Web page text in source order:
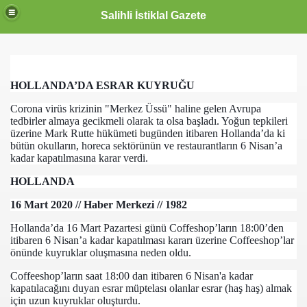
Salihli İstiklal Gazete
HOLLANDA’DA ESRAR KUYRUĞU
Corona virüs krizinin "Merkez Üssü" haline gelen Avrupa
tedbirler almaya gecikmeli olarak ta olsa başladı. Yoğun tepkileri
üzerine Mark Rutte hükümeti bugünden itibaren Hollanda’da ki
bütün okulların, horeca sektörünün ve restaurantların 6 Nisan’a
kadar kapatılmasına karar verdi.
HOLLANDA
16 Mart 2020 // Haber Merkezi // 1982
Hollanda’da 16 Mart Pazartesi günü Coffeshop’ların 18:00’den
itibaren 6 Nisan’a kadar kapatılması kararı üzerine Coffeeshop’lar
önünde kuyruklar oluşmasına neden oldu.
Coffeeshop’ların saat 18:00 dan itibaren 6 Nisan'a kadar
kapatılacağını duyan esrar müptelası olanlar esrar (haş haş) almak
için uzun kuyruklar oluşturdu.